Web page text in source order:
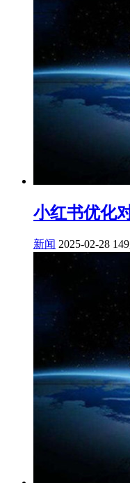
小红书优化
新闻 2025-02-28